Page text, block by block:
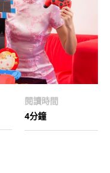
閱讀時間
4分鐘